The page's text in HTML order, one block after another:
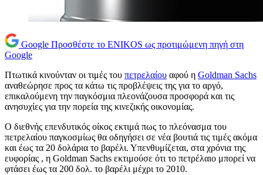
Google Προσθέστε το ENIKOS ως προτιμώμενη πηγή στη
Google
Πτωτικά κινούνταν οι τιμές του πετρελαίου αφού η Goldman Sachs
αναθεώρησε προς τα κάτω τις προβλέψεις της για το αργό,
επικαλούμενη την παγκόσμια πλεονάζουσα προσφορά και τις
ανησυχίες για την πορεία της κινεζικής οικονομίας.
Ο διεθνής επενδυτικός οίκος εκτιμά πως το πλεόνασμα του
πετρελαίου παγκοσμίως θα οδηγήσει σε νέα βουτιά τις τιμές ακόμα
και έως τα 20 δολάρια το βαρέλι. Υπενθυμίζεται, στα χρόνια της
ευφορίας , η Goldman Sachs εκτιμούσε ότι το πετρέλαιο μπορεί να
φτάσει έως τα 200 δολ. το βαρέλι μέχρι το 2010.